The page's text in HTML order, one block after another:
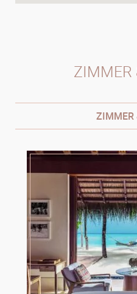
ZIMMER
ZIMMER